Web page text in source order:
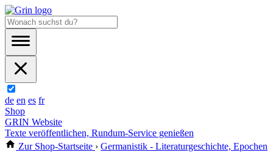
de en es fr
Shop
GRIN Website
Texte veröffentlichen, Rundum-Service genießen
Zur Shop-Startseite › Germanistik - Literaturgeschichte, Epochen